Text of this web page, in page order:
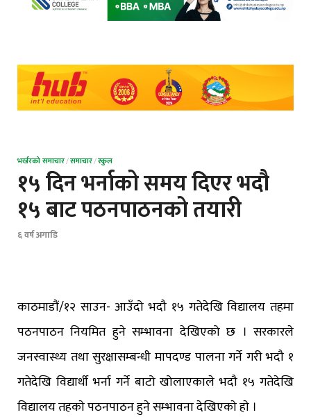
भर्खरको समाचार/समाचार/स्कुल
१५ दिन भर्नाको समय दिएर भदौ
१५ बाट पठनपाठनको तयारी
६ वर्ष अगाडि
काठमाडौं/१२ साउन- आउँदो भदौ १५ गतेदेखि विद्यालय तहमा
पठनपाठन नियमित हुने सम्भावना देखिएको छ । सरकारले
जनस्वास्थ्य तथा सुरक्षासम्बन्धी मापदण्ड पालना गर्ने गरी भदौ १
गतेदेखि विद्यार्थी भर्ना गर्ने बाटो खोलाएकाले भदौ १५ गतेदेखि
विद्यालय तहकाे पठनपाठन हुने सम्भावना देखिएकाे हाे ।